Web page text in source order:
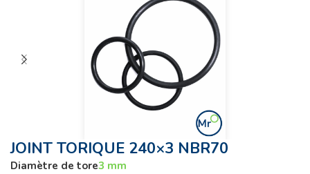
JOINT TORIQUE 240×3 NBR70
Diamètre de tore3 mm